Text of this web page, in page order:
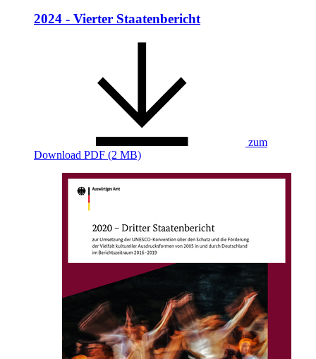
2024 - Vierter Staatenbericht
zum
Download PDF (2 MB)